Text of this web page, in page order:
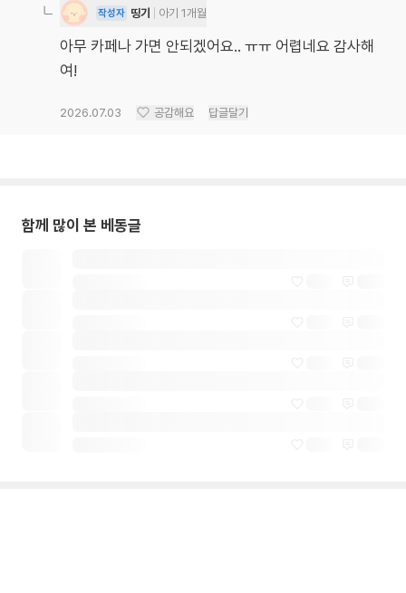
작성자 띵기 아기 1개월
아무 카페나 가면 안되겠어요.. ㅠㅠ 어렵네요 감사해
여!
2026.07.03 공감해요 답글달기
함께 많이 본 베동글